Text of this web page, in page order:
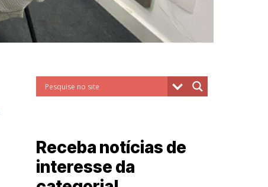
Receba notícias de
interesse da